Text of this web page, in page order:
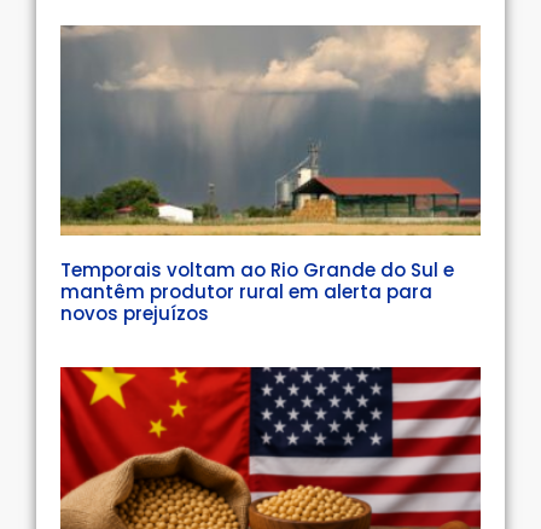
Temporais voltam ao Rio Grande do Sul e
mantêm produtor rural em alerta para
novos prejuízos